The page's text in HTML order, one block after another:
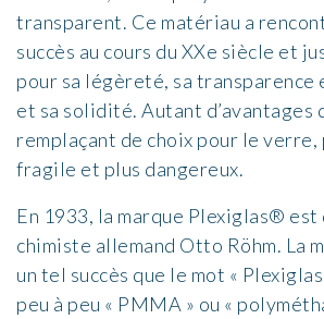
transparent. Ce matériau a
succès au cours du XXe siècle et
pour sa légèreté, sa transparence
et sa solidité. Autant d’avantages
remplaçant de choix pour le verre,
fragile et plus dangereux.
En 1933, la marque Plexiglas®
chimiste allemand Otto Röhm. La
un tel succès que le mot «
peu à peu « PMMA » ou «